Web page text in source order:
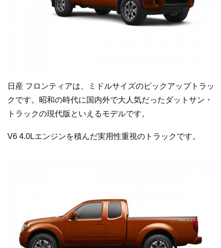
日産 フロンティアは、ミドルサイズのピックアップトラッ
クです。昭和の時代に国内外で大人気だったダットサン・
トラックの現代版といえるモデルです。
V6 4.0Lエンジンを積んだ実用性重視のトラックです。